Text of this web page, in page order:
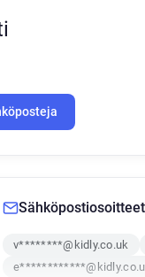
Sähköpostiosoitteet
v********@kidly.co.uk